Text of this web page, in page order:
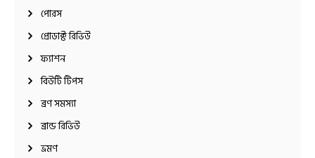
পোরস
প্রোডাক্ট রিভিউ
ফ্যাশন
বিউটি টিপস
ব্রণ সমস্যা
ব্রান্ড রিভিউ
ভ্রমণ